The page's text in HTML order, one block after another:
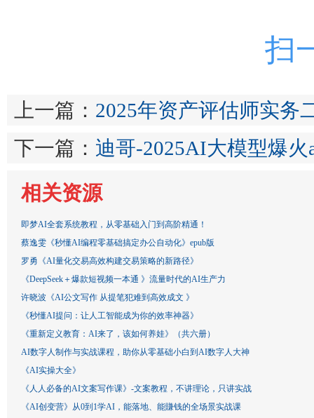
扫
上一篇： 2025年资产评估师实务
下一篇： 迪哥-2025AI大模型爆
相关资源
即梦AI全套系统教程，从零基础入门到高阶精通！
蔡逸雯《秒懂AI编程零基础搞定办公自动化》epub版
罗勇《AI量化交易高效构建交易策略的新路径》
《DeepSeek＋爆款短视频一本通 》流量时代的AI生产力
许晓波《AI公文写作 从提笔犯难到高效成文 》
《秒懂AI提问：让人工智能成为你的效率神器》
《重新定义教育：AI来了，该如何养娃》（共六册）
AI数字人制作与实战课程，助你从零基础小白到AI数字人大神
《AI实操大全》
《人人必备的AI文案写作课》-文案教程，不讲理论，只讲实战
《AI创变营》从0到1学AI，能落地、能賺钱的全场景实战课